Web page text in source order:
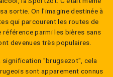
sortie. On l'imagine destinée à
qui parcourent les routes de
référence parmi les bières sans
devenues très populaires.
"brugsezot", cela
sont apparement connus